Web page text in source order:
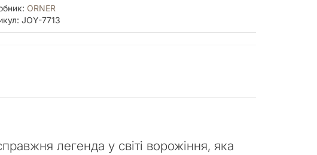
ORNER
JOY-7713
легенда у світі ворожіння, яка